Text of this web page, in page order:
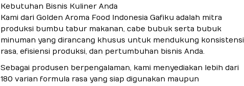
Kebutuhan Bisnis Kuliner Anda
Kami dari Golden Aroma Food Indonesia Gafiku adalah mitra
produksi bumbu tabur makanan, cabe bubuk serta bubuk
minuman yang dirancang khusus untuk mendukung konsistensi
rasa, efisiensi produksi, dan pertumbuhan bisnis Anda.
Sebagai produsen berpengalaman, kami menyediakan lebih dari
180 varian formula rasa yang siap digunakan maupun